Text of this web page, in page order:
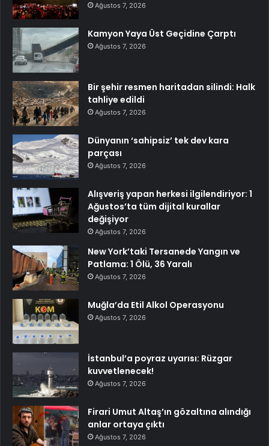
Ağustos 7, 2026
Kamyon Yaya Üst Geçidine Çarptı
Ağustos 7, 2026
Bir şehir resmen haritadan silindi: Halk
tahliye edildi
Ağustos 7, 2026
Dünyanın ‘sahipsiz’ tek dev kara
parçası
Ağustos 7, 2026
Alışveriş yapan herkesi ilgilendiriyor: 1
Ağustos’ta tüm dijital kurallar
değişiyor
Ağustos 7, 2026
New York’taki Tersanede Yangın ve
Patlama: 1 Ölü, 36 Yaralı
Ağustos 7, 2026
Muğla’da Etil Alkol Operasyonu
Ağustos 7, 2026
İstanbul’a poyraz uyarısı: Rüzgar
kuvvetlenecek!
Ağustos 7, 2026
Firari Umut Altaş’ın gözaltına alındığı
anlar ortaya çıktı
Ağustos 7, 2026